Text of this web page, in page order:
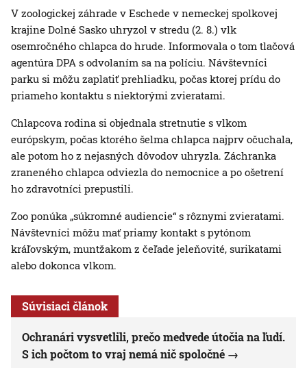
V zoologickej záhrade v Eschede v nemeckej spolkovej
krajine Dolné Sasko uhryzol v stredu (2. 8.) vlk
osemročného chlapca do hrude. Informovala o tom tlačová
agentúra DPA s odvolaním sa na políciu. Návštevníci
parku si môžu zaplatiť prehliadku, počas ktorej prídu do
priameho kontaktu s niektorými zvieratami.
Chlapcova rodina si objednala stretnutie s vlkom
európskym, počas ktorého šelma chlapca najprv očuchala,
ale potom ho z nejasných dôvodov uhryzla. Záchranka
zraneného chlapca odviezla do nemocnice a po ošetrení
ho zdravotníci prepustili.
Zoo ponúka „súkromné audiencie“ s rôznymi zvieratami.
Návštevníci môžu mať priamy kontakt s pytónom
kráľovským, muntžakom z čeľade jeleňovité, surikatami
alebo dokonca vlkom.
Súvisiaci článok
Ochranári vysvetlili, prečo medvede útočia na ľudí.
S ich počtom to vraj nemá nič spoločné